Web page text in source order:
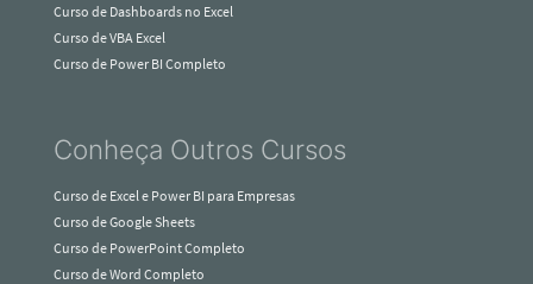
Curso de Dashboards no Excel
Curso de VBA Excel
Curso de Power BI Completo
Conheça Outros Cursos
Curso de Excel e Power BI para Empresas
Curso de Google Sheets
Curso de PowerPoint Completo
Curso de Word Completo